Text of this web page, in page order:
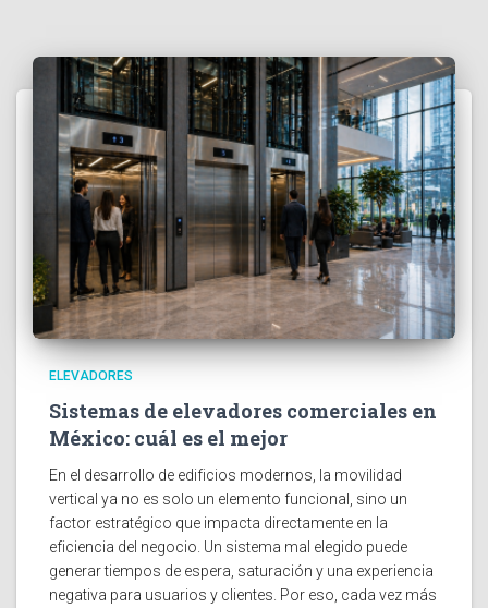
ELEVADORES
Sistemas de elevadores comerciales en
México: cuál es el mejor
En el desarrollo de edificios modernos, la movilidad
vertical ya no es solo un elemento funcional, sino un
factor estratégico que impacta directamente en la
eficiencia del negocio. Un sistema mal elegido puede
generar tiempos de espera, saturación y una experiencia
negativa para usuarios y clientes. Por eso, cada vez más